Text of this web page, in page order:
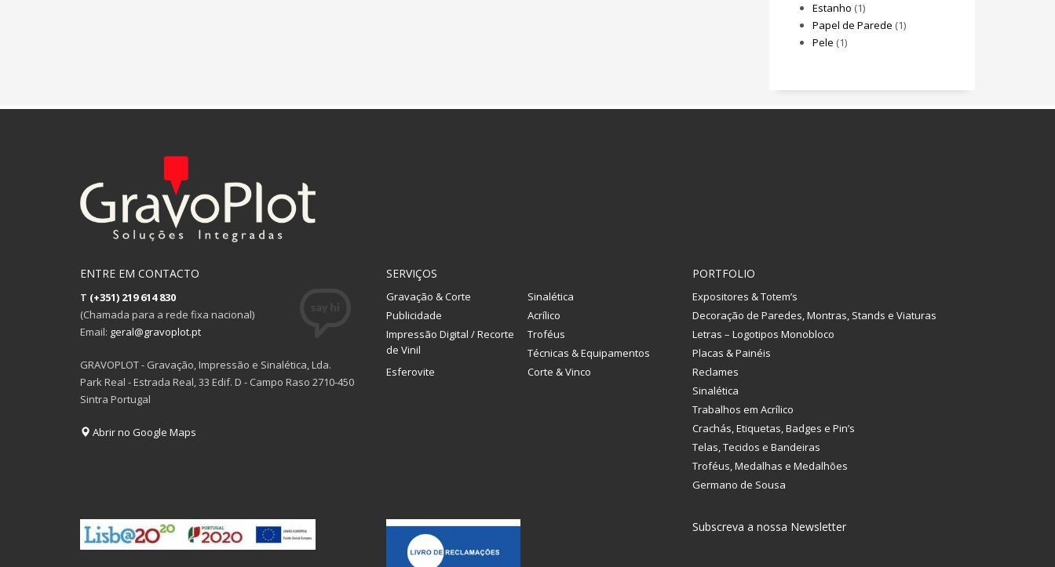
Estanho (1)
Papel de Parede (1)
Pele (1)
ENTRE EM CONTACTO
T (+351) 219 614 830
(Chamada para a rede fixa nacional)
Email: geral@gravoplot.pt
GRAVOPLOT - Gravação, Impressão e Sinalética, Lda.
Park Real - Estrada Real, 33 Edif. D - Campo Raso 2710-450
Sintra Portugal
Abrir no Google Maps
SERVIÇOS
Gravação & Corte
Sinalética
Publicidade
Acrílico
Impressão Digital / Recorte
de Vinil
Troféus
Técnicas & Equipamentos
Esferovite
Corte & Vinco
PORTFOLIO
Expositores & Totem’s
Decoração de Paredes, Montras, Stands e Viaturas
Letras – Logotipos Monobloco
Placas & Painéis
Reclames
Sinalética
Trabalhos em Acrílico
Crachás, Etiquetas, Badges e Pin’s
Telas, Tecidos e Bandeiras
Troféus, Medalhas e Medalhões
Germano de Sousa
Subscreva a nossa Newsletter